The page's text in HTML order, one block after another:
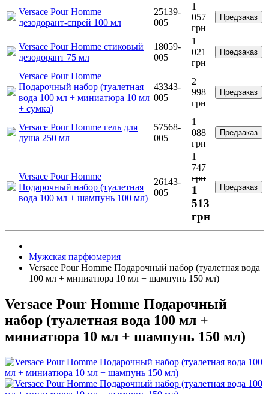
Versace Pour Homme
дезодорант-спрей 100 мл
25139-
005
1
057
грн
Предзаказ
Versace Pour Homme стиковый
дезодорант 75 мл
18059-
005
1
021
грн
Предзаказ
Versace Pour Homme
Подарочный набор (туалетная
вода 100 мл + миниатюра 10 мл
+ сумка)
43343-
005
2
998
грн
Предзаказ
Versace Pour Homme гель для
душа 250 мл
57568-
005
1
088
грн
Предзаказ
Versace Pour Homme
Подарочный набор (туалетная
вода 100 мл + шампунь 100 мл)
26143-
005
1
747
грн
1
513
грн
Предзаказ
Мужская парфюмерия
Versace Pour Homme Подарочный набор (туалетная вода
100 мл + миниатюра 10 мл + шампунь 150 мл)
Versace Pour Homme Подарочный
набор (туалетная вода 100 мл +
миниатюра 10 мл + шампунь 150 мл)